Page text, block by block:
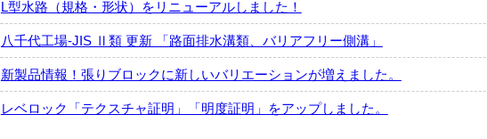
L型水路（規格・形状）をリニューアルしました！
八千代工場-JIS Ⅱ類 更新 「路面排水溝類、バリアフリー側溝」
新製品情報！張りブロックに新しいバリエーションが増えました。
レベロック「テクスチャ証明」「明度証明」をアップしました。